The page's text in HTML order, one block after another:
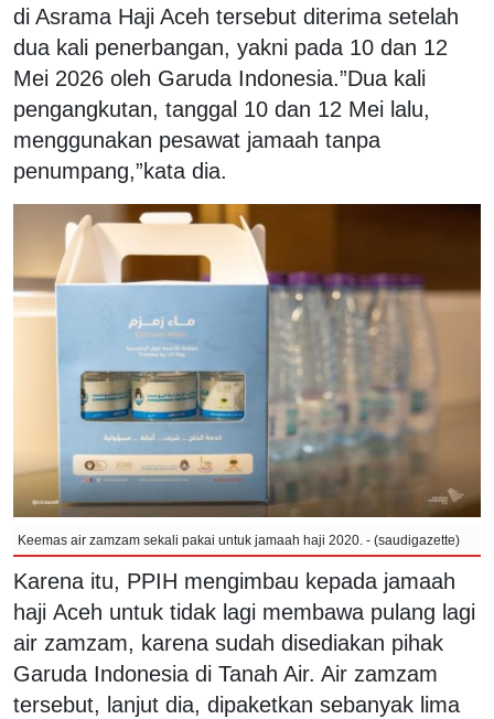
di Asrama Haji Aceh tersebut diterima setelah
dua kali penerbangan, yakni pada 10 dan 12
Mei 2026 oleh Garuda Indonesia.”Dua kali
pengangkutan, tanggal 10 dan 12 Mei lalu,
menggunakan pesawat jamaah tanpa
penumpang,”kata dia.
Keemas air zamzam sekali pakai untuk jamaah haji 2020. - (saudigazette)
Karena itu, PPIH mengimbau kepada jamaah
haji Aceh untuk tidak lagi membawa pulang lagi
air zamzam, karena sudah disediakan pihak
Garuda Indonesia di Tanah Air. Air zamzam
tersebut, lanjut dia, dipaketkan sebanyak lima